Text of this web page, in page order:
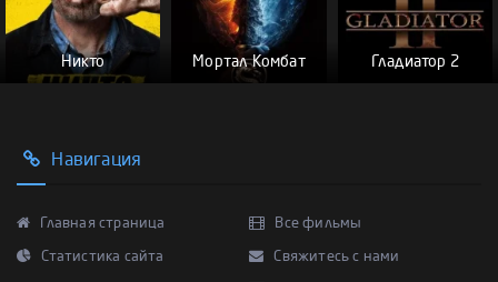
Никто Мортал Комбат Гладиатор 2
Навигация
Главная страница Все фильмы
Статистика сайта Свяжитесь с нами